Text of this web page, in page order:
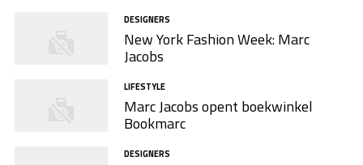
DESIGNERS
New York Fashion Week: Marc
Jacobs
LIFESTYLE
Marc Jacobs opent boekwinkel
Bookmarc
DESIGNERS